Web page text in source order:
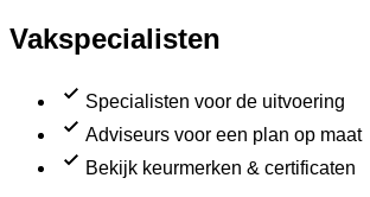
Vakspecialisten
Specialisten voor de uitvoering
Adviseurs voor een plan op maat
Bekijk keurmerken & certificaten